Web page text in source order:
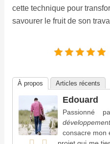
cette technique pour
savourer le fruit de son
À propos Articles récents
Edouard
Passionné
consacre mon